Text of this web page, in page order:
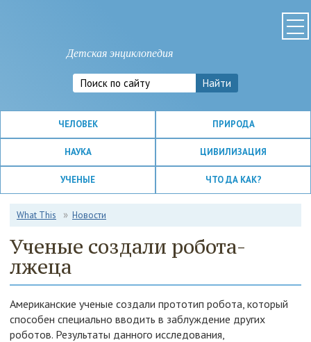
Детская энциклопедия
ЧЕЛОВЕК ПРИРОДА
НАУКА ЦИВИЛИЗАЦИЯ
УЧЕНЫЕ ЧТО ДА КАК?
What This Новости
Ученые создали робота-
лжеца
Американские ученые создали прототип робота, который
способен специально вводить в заблуждение других
роботов. Результаты данного исследования,